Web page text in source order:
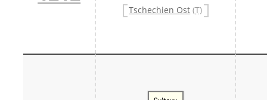
Tschechien Ost (T)